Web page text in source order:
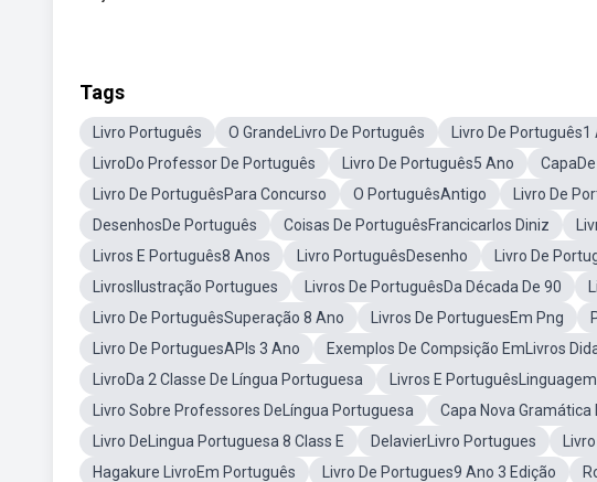
Tags
Livro Português O GrandeLivro De Português Livro De Português1
LivroDo Professor De Português
Livro De Português5 Ano
Livro De PortuguêsPara Concurso
O PortuguêsAntigo Livro De
DesenhosDe Português
Coisas De PortuguêsFrancicarlos Diniz
Livros E Português8 Anos
Livro PortuguêsDesenho Livro De
LivrosIlustração Portugues
Livros De PortuguêsDa Década De 90
Livro De PortuguêsSuperação 8 Ano
Livros De PortuguesEm Png
Livro De PortuguesAPIs 3 Ano
Exemplos De Compsição EmLivros
LivroDa 2 Classe De Língua Portuguesa
Livros E
Livro Sobre Professores DeLíngua Portuguesa
Capa Nova
Livro DeLingua Portuguesa 8 Class E
DelavierLivro Portugues
Hagakure LivroEm Português
Livro De Portugues9 Ano 3 Edição